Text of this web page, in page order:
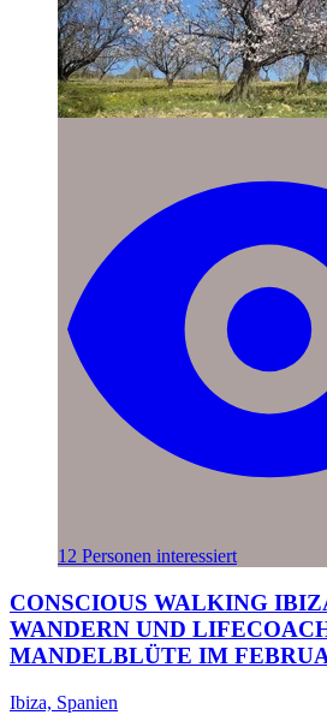
12 Personen interessiert
CONSCIOUS WALKING
WANDERN UND
MANDELBLÜTE IM
Ibiza, Spanien